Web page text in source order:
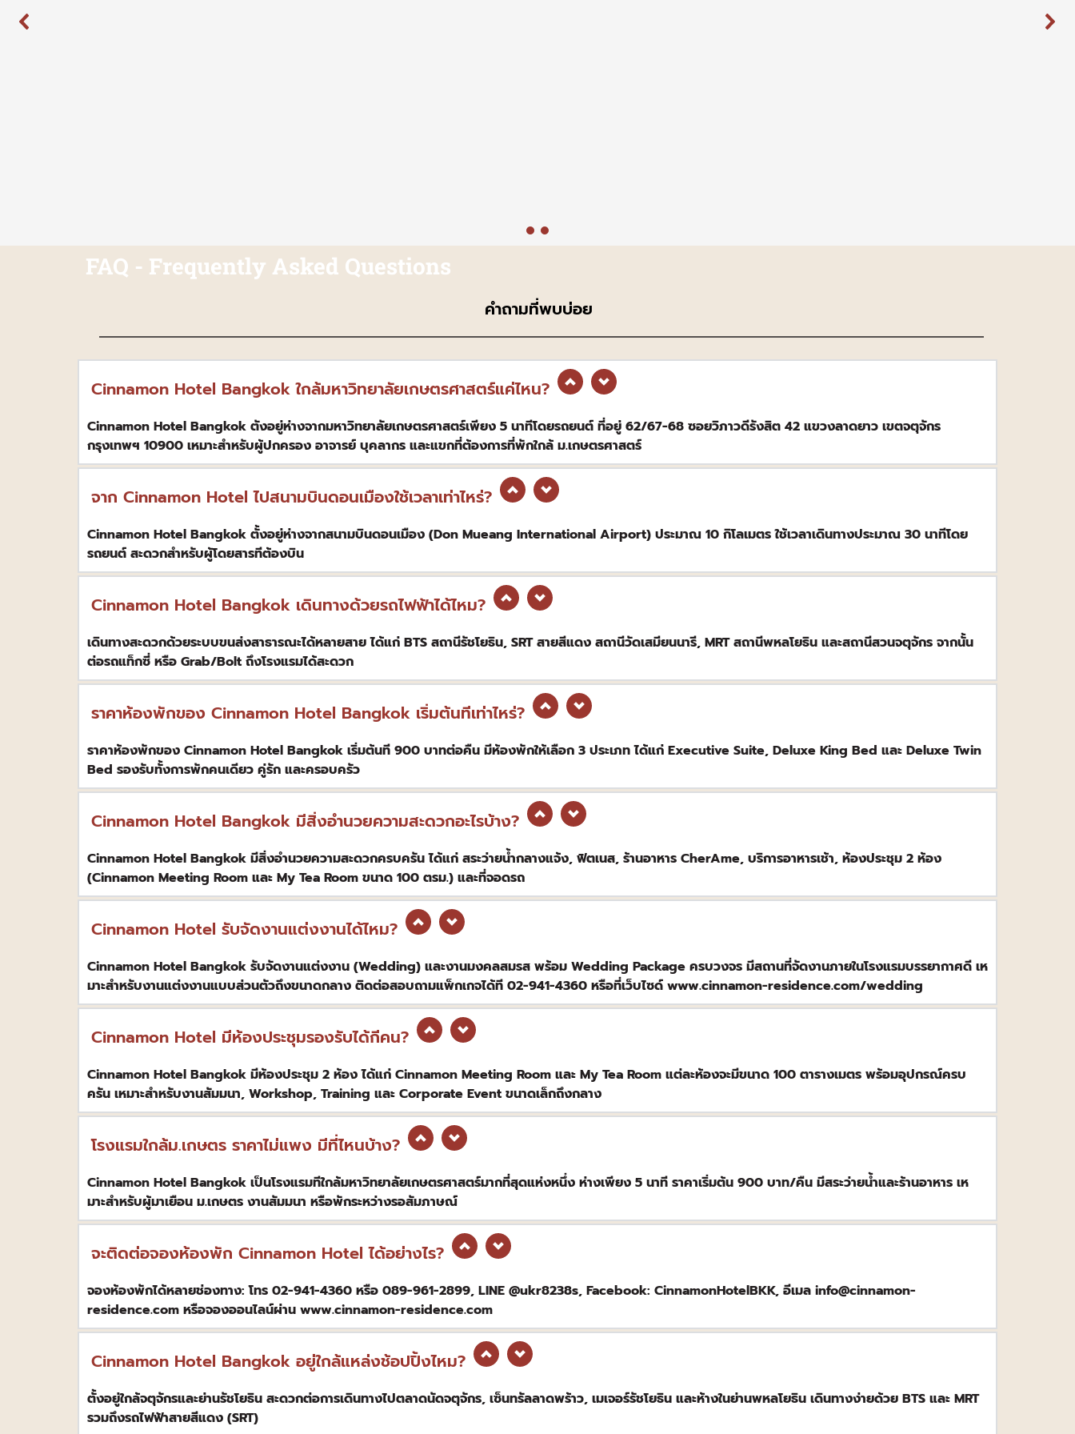
FAQ - Frequently Asked Questions
คำถามที่พบบ่อย
Cinnamon Hotel Bangkok ใกล้มหาวิทยาลัยเกษตรศาสตร์แค่ไหน?
Cinnamon Hotel Bangkok ตังอยู่ห่างจากมหาวิทยาลัยเกษตรศาสตร์เพียง 5 นาทีโดยรถยนต์ ที่อยู่ 62/67-68 ซอยวิภาวดีรังสิต 42 แขวงลาดยาว เขตจตุจักร
กรุงเทพฯ 10900 เหมาะสําหรับผู้ปกครอง อาจารย์ บุคลากร และแขกที่ต้องการที่พักใกล้ ม.เกษตรศาสตร์
จาก Cinnamon Hotel ไปสนามบินดอนเมืองใช้เวลาเท่าไหร่?
Cinnamon Hotel Bangkok ตั้งอยู่ห่างจากสนามบินดอนเมือง (Don Mueang International Airport) ประมาณ 10 กิโลเมตร ใช้เวลาเดินทางประมาณ 30 นาทีโดย
รถยนต์ สะดวกสําหรับผู้โดยสารทีต้องบิน
Cinnamon Hotel Bangkok เดินทางด้วยรถไฟฟ้าได้ไหม?
เดินทางสะดวกด้วยระบบขนส่งสาธารณะได้หลายสาย ได้แก่ BTS สถานีรัชโยธิน, SRT สายสีแดง สถานีวัดเสมียนนารี, MRT สถานีพหลโยธิน และสถานีสวนจตุจักร จากนั้น
ต่อรถแท็กซี่ หรือ Grab/Bolt ถึงโรงแรมได้สะดวก
ราคาห้องพักของ Cinnamon Hotel Bangkok เริ่มต้นทีเท่าไหร่?
ราคาห้องพักของ Cinnamon Hotel Bangkok เริ่มต้นที 900 บาทต่อคืน มีห้องพักให้เลือก 3 ประเภท ได้แก่ Executive Suite, Deluxe King Bed และ Deluxe Twin
Bed รองรับทั้งการพักคนเดียว คู่รัก และครอบครัว
Cinnamon Hotel Bangkok มีสิ่งอํานวยความสะดวกอะไรบ้าง?
Cinnamon Hotel Bangkok มีสิ่งอํานวยความสะดวกครบครัน ได้แก่ สระว่ายน้ำกลางแจ้ง, ฟิตเนส, ร้านอาหาร CherAme, บริการอาหารเช้า, ห้องประชุม 2 ห้อง
(Cinnamon Meeting Room และ My Tea Room ขนาด 100 ตรม.) และที่จอดรถ
Cinnamon Hotel รับจัดงานแต่งงานได้ไหม?
Cinnamon Hotel Bangkok รับจัดงานแต่งงาน (Wedding) และงานมงคลสมรส พร้อม Wedding Package ครบวงจร มีสถานที่จัดงานภายในโรงแรมบรรยากาศดี เห
มาะสําหรับงานแต่งงานแบบส่วนตัวถึงขนาดกลาง ติดต่อสอบถามแพ็กเกจได้ที 02-941-4360 หรือที่เว็บไซด์ www.cinnamon-residence.com/wedding
Cinnamon Hotel มีห้องประชุมรองรับได้กีคน?
Cinnamon Hotel Bangkok มีห้องประชุม 2 ห้อง ได้แก่ Cinnamon Meeting Room และ My Tea Room แต่ละห้องจะมีขนาด 100 ตารางเมตร พร้อมอุปกรณ์ครบ
ครัน เหมาะสําหรับงานสัมมนา, Workshop, Training และ Corporate Event ขนาดเล็กถึงกลาง
โรงแรมใกล้ม.เกษตร ราคาไม่แพง มีที่ไหนบ้าง?
Cinnamon Hotel Bangkok เป็นโรงแรมทีใกล้มหาวิทยาลัยเกษตรศาสตร์มากที่สุดแห่งหนึ่ง ห่างเพียง 5 นาที ราคาเริ่มต้น 900 บาท/คืน มีสระว่ายน้ำและร้านอาหาร เห
มาะสําหรับผู้มาเยือน ม.เกษตร งานสัมมนา หรือพักระหว่างรอสัมภาษณ์
จะติดต่อจองห้องพัก Cinnamon Hotel ได้อย่างไร?
จองห้องพักได้หลายช่องทาง: โทร 02-941-4360 หรือ 089-961-2899, LINE @ukr8238s, Facebook: CinnamonHotelBKK, อีเมล info@cinnamon-
residence.com หรือจองออนไลน์ผ่าน www.cinnamon-residence.com
Cinnamon Hotel Bangkok อยู่ใกล้แหล่งช้อปปิ้งไหม?
ตั้งอยู่ใกล้จตุจักรและย่านรัชโยธิน สะดวกต่อการเดินทางไปตลาดนัดจตุจักร, เซ็นทรัลลาดพร้าว, เมเจอร์รัชโยธิน และห้างในย่านพหลโยธิน เดินทางง่ายด้วย BTS และ MRT
รวมถึงรถไฟฟ้าสายสีแดง (SRT)